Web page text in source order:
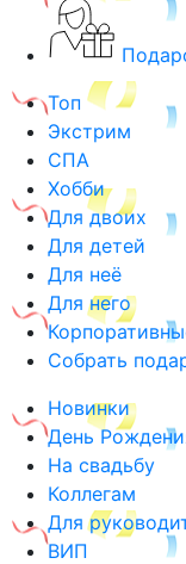
Топ
Экстрим
СПА
Хобби
Для двоих
Для детей
Для неё
Для него
Собрать
Новинки
День
На свадьбу
Коллегам
Для
ВИП